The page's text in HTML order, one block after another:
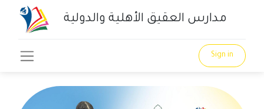
مدارس العقيق الأهلية والدولية
Sign in